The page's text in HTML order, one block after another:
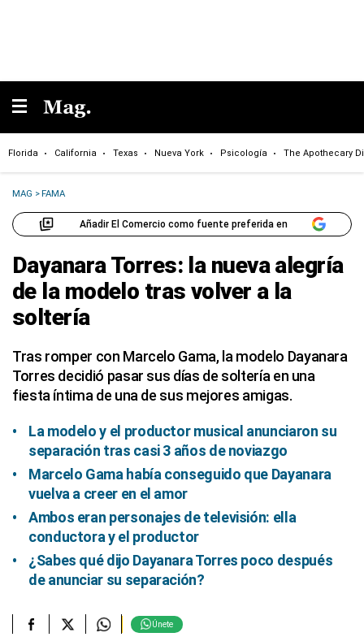
Florida California Texas Nueva York Psicología The Apothecary
MAG >FAMA
Añadir El Comercio como fuente preferida en
Dayanara Torres: la nueva alegría
de la modelo tras volver a la
soltería
Tras romper con Marcelo Gama, la modelo Dayanara
Torres decidió pasar sus días de soltería en una
fiesta íntima de una de sus mejores amigas.
La modelo y el productor musical anunciaron su
separación tras casi 3 años de noviazgo
Marcelo Gama había conseguido que Dayanara
vuelva a creer en el amor
Ambos eran personajes de televisión: ella
conductora y el productor
¿Sabes qué dijo Dayanara Torres poco después
de anunciar su separación?
Únete